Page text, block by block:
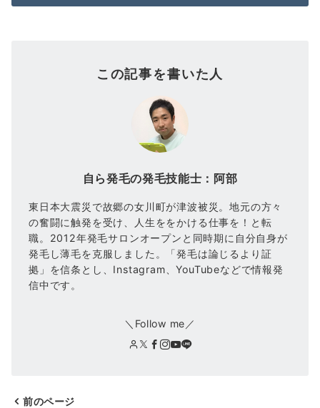
この記事を書いた人
自ら発毛の発毛技能士：阿部
東日本大震災で故郷の女川町が津波被災。地元の方々
の奮闘に触発を受け、人生ををかける仕事を！と転
職。2012年発毛サロンオープンと同時期に自分自身が
発毛し薄毛を克服しました。「発毛は論じるより証
拠」を信条とし、Instagram、YouTubeなどで情報発
信中です。
＼Follow me／
前のページ